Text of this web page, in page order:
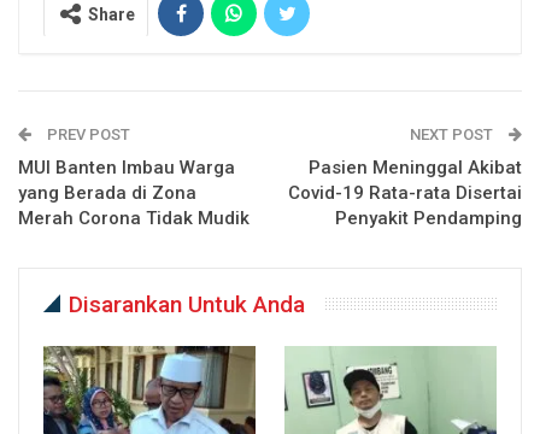
Share
PREV POST
MUI Banten Imbau Warga
yang Berada di Zona
Merah Corona Tidak Mudik
NEXT POST
Pasien Meninggal Akibat
Covid-19 Rata-rata Disertai
Penyakit Pendamping
Disarankan Untuk Anda